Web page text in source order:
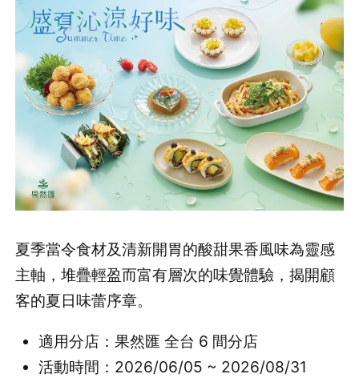
夏季當令食材及清新開胃的酸甜果香風味為靈感
主軸，堆疊輕盈而富有層次的味覺體驗，揭開顧
客的夏日味蕾序章。
適用分店：果然匯 全台 6 間分店
活動時間：2026/06/05 ~ 2026/08/31